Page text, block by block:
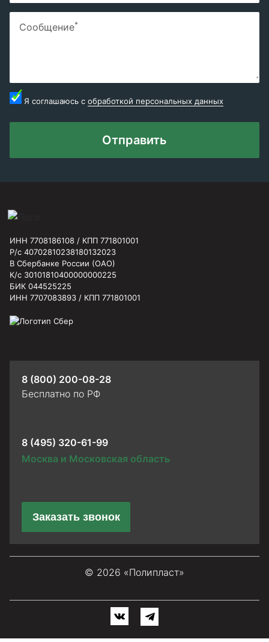
Сообщение*
Я соглашаюсь с обработкой персональных данных
Отправить
ИНН 7708186108 / КПП 771801001
Р/с 40702810238180132023
В Сбербанке России (ОАО)
К/с 30101810400000000225
БИК 044525225
ИНН 7707083893 / КПП 771801001
8 (800) 200-08-28
Бесплатно по РФ
8 (495) 320-61-99
Москва и Московская область
Заказать звонок
© 2026 «Полипласт»